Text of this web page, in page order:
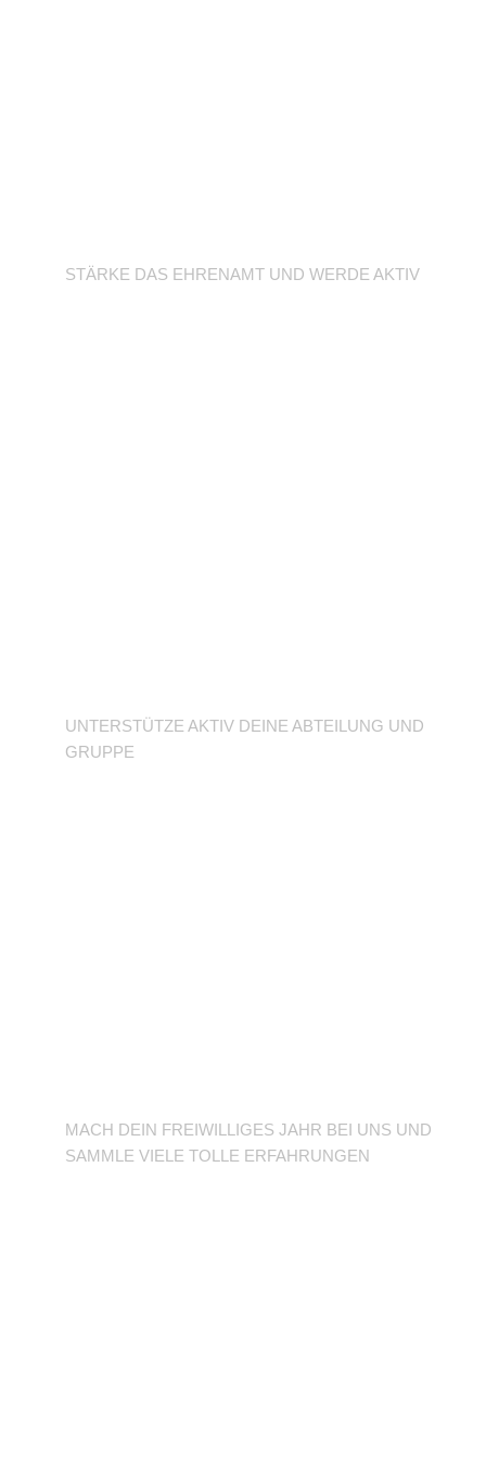
STÄRKE DAS EHRENAMT UND WERDE AKTIV
UNTERSTÜTZE AKTIV DEINE ABTEILUNG UND
GRUPPE
MACH DEIN FREIWILLIGES JAHR BEI UNS UND
SAMMLE VIELE TOLLE ERFAHRUNGEN